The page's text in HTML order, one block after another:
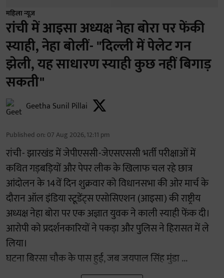
महिला न्यूज़
रांची में आइसा अध्यक्ष नेहा बोरा पर फेंकी
स्याही, नेहा बोलीं- "दिल्ली में पेलेट गन
झेली, यह साधारण स्याही कुछ नहीं बिगाड़
सकती"
Geetha Sunil Pillai
Published on: 07 Aug 2026, 12:11 pm
रांची- झारखंड में जेपीएससी-जेएसएससी भर्ती परीक्षाओं में
कथित गड़बड़ियों और पेपर लीक के खिलाफ चल रहे छात्र
आंदोलन के 14वें दिन शुक्रवार को विधानसभा की ओर मार्च के
दौरान ऑल इंडिया स्टूडेंट्स एसोसिएशन (आइसा) की राष्ट्रीय
अध्यक्ष नेहा बोरा पर एक अज्ञात युवक ने काली स्याही फेंक दी।
आरोपी को प्रदर्शनकारियों ने पकड़ा और पुलिस ने हिरासत में ले
लिया।
घटना बिरसा चौक के पास हुई, जब जयपाल सिंह मुंडा ...